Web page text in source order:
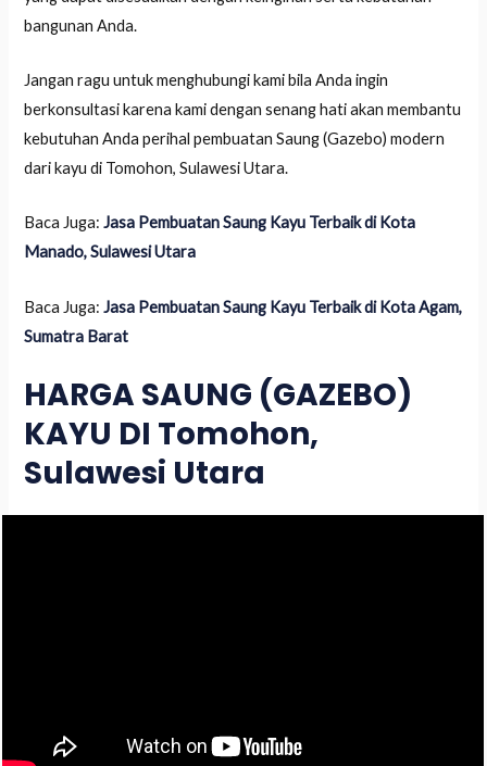
bangunan Anda.
Jangan ragu untuk menghubungi kami bila Anda ingin
berkonsultasi karena kami dengan senang hati akan membantu
kebutuhan Anda perihal pembuatan Saung (Gazebo) modern
dari kayu di Tomohon, Sulawesi Utara.
Baca Juga:Jasa Pembuatan Saung Kayu Terbaik di Kota
Manado, Sulawesi Utara
Baca Juga:Jasa Pembuatan Saung Kayu Terbaik di Kota Agam,
Sumatra Barat
HARGA SAUNG (GAZEBO)
KAYU DI Tomohon,
Sulawesi Utara